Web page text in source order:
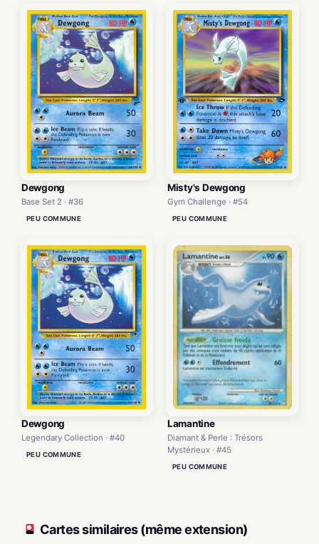
Dewgong
Base Set 2 · #36
PEU COMMUNE
Misty's Dewgong
Gym Challenge · #54
PEU COMMUNE
Dewgong
Legendary Collection · #40
PEU COMMUNE
Lamantine
Diamant & Perle : Trésors
Mystérieux · #45
PEU COMMUNE
Cartes similaires (même extension)